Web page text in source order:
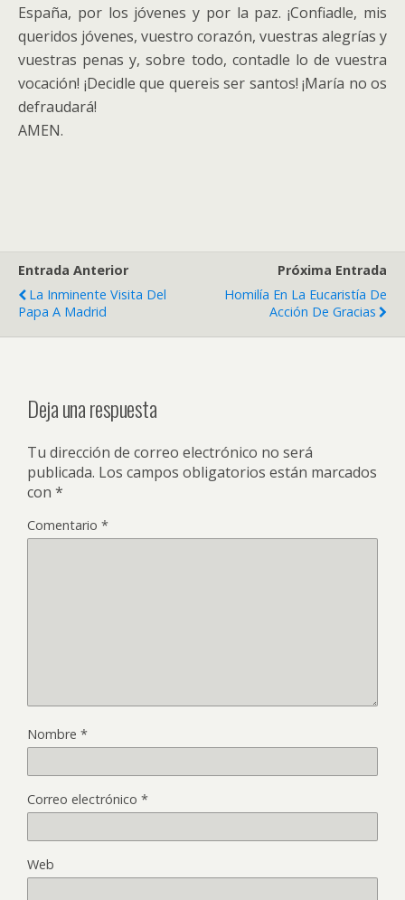
España, por los jóvenes y por la paz. ¡Confiadle, mis
queridos jóvenes, vuestro corazón, vuestras alegrías y
vuestras penas y, sobre todo, contadle lo de vuestra
vocación! ¡Decidle que quereis ser santos! ¡María no os
defraudará!
AMEN.
Entrada Anterior
La Inminente Visita Del
Papa A Madrid
Próxima Entrada
Homilía En La Eucaristía De
Acción De Gracias
Deja una respuesta
Tu dirección de correo electrónico no será
publicada. Los campos obligatorios están marcados
con *
Comentario *
Nombre *
Correo electrónico *
Web